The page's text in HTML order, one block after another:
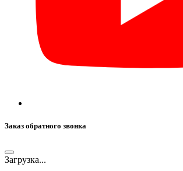
Заказ обратного звонка
Загрузка...